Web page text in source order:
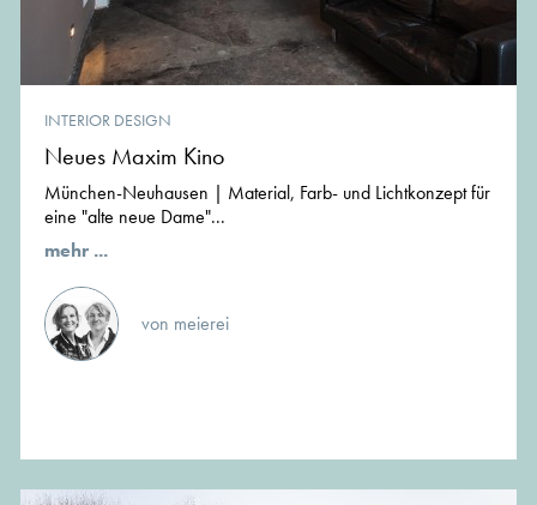
INTERIOR DESIGN
Neues Maxim Kino
München-Neuhausen | Material, Farb- und Lichtkonzept für
eine "alte neue Dame"...
mehr ...
von meierei